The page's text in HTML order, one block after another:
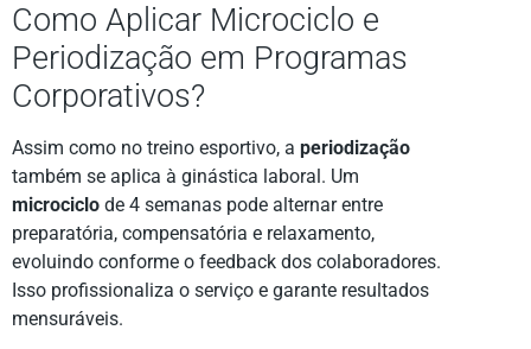
Como Aplicar Microciclo e
Periodização em Programas
Corporativos?
Assim como no treino esportivo, a periodização
também se aplica à ginástica laboral. Um
microciclo de 4 semanas pode alternar entre
preparatória, compensatória e relaxamento,
evoluindo conforme o feedback dos colaboradores.
Isso profissionaliza o serviço e garante resultados
mensuráveis.